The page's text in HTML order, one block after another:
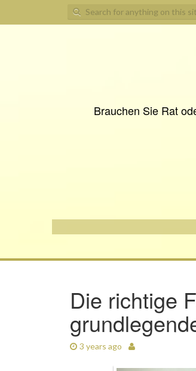
Search
for:
Brauchen Sie Rat
Die richtige
3 years ago